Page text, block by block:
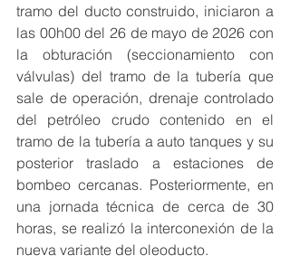
tramo del ducto construido, iniciaron a
las 00h00 del 26 de mayo de 2026 con
la obturación (seccionamiento con
válvulas) del tramo de la tubería que
sale de operación, drenaje controlado
del petróleo crudo contenido en el
tramo de la tubería a auto tanques y su
posterior traslado a estaciones de
bombeo cercanas. Posteriormente, en
una jornada técnica de cerca de 30
horas, se realizó la interconexión de la
nueva variante del oleoducto.